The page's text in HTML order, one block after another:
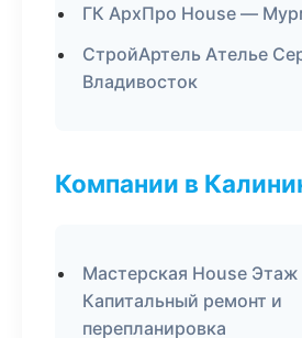
ГК АрхПро House —
СтройАртель Ателье
Владивосток
Компании в
Мастерская House
Капитальный ремонт и
перепланировка